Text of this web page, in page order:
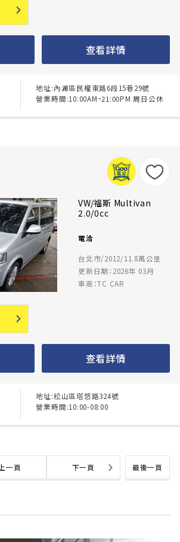
查看詳情
地址:內湖區民權東路6段15巷29號
營業時間:10:00AM~21:00PM 周日公休
VW/福斯 Multivan
2.0/0cc
電洽
台北市/2012/11.8萬公里
更新日期：2026年 03月
車商：TC CAR
查看詳情
地址:松山區塔悠路324號
營業時間:10:00-08:00
最後一頁
上一頁 下一頁